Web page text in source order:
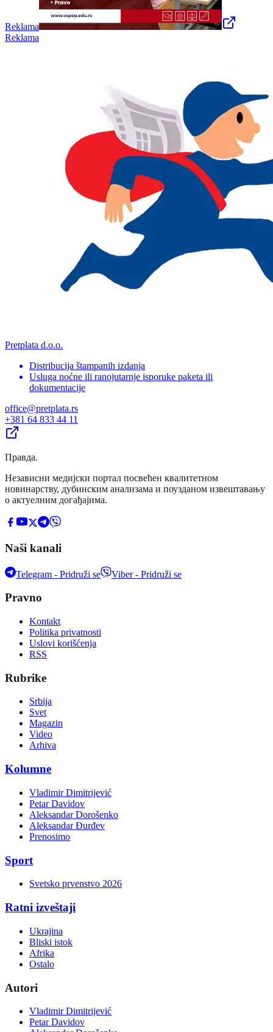
Reklama
Reklama
Pretplata d.o.o.
Distribucija štampanih izdanja
Usluga noćne ili ranojutarnje isporuke paketa ili
dokumentacije
office@pretplata.rs
+381 64 833 44 11
Правда.
Независни медијски портал посвећен квалитетном
новинарству, дубинским анализама и поузданом извештавању
о актуелним догађајима.
Naši kanali
Telegram - Pridruži se Viber - Pridruži se
Pravno
Kontakt
Politika privatnosti
Uslovi korišćenja
RSS
Rubrike
Srbija
Svet
Magazin
Video
Arhiva
Kolumne
Vladimir Dimitrijević
Petar Davidov
Aleksandar Dorošenko
Aleksandar Đurđev
Prenosimo
Sport
Svetsko prvenstvo 2026
Ratni izveštaji
Ukrajina
Bliski istok
Afrika
Ostalo
Autori
Vladimir Dimitrijević
Petar Davidov